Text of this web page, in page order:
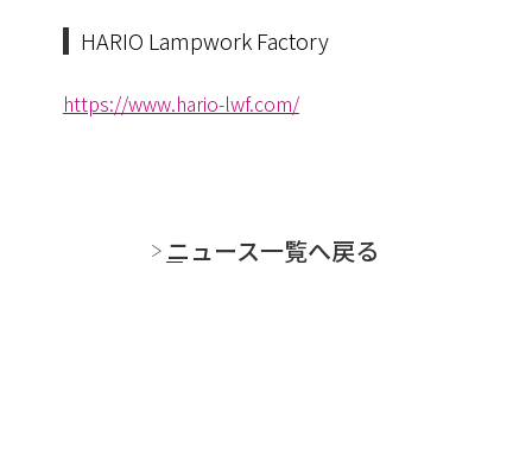
HARIO Lampwork Factory
https://www.hario-lwf.com/
ニュース一覧へ戻る